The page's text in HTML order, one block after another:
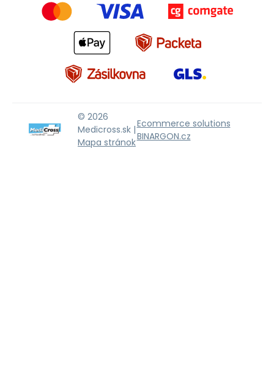
© 2026
Medicross.sk |
Mapa stránok
Ecommerce solutions
BINARGON.cz